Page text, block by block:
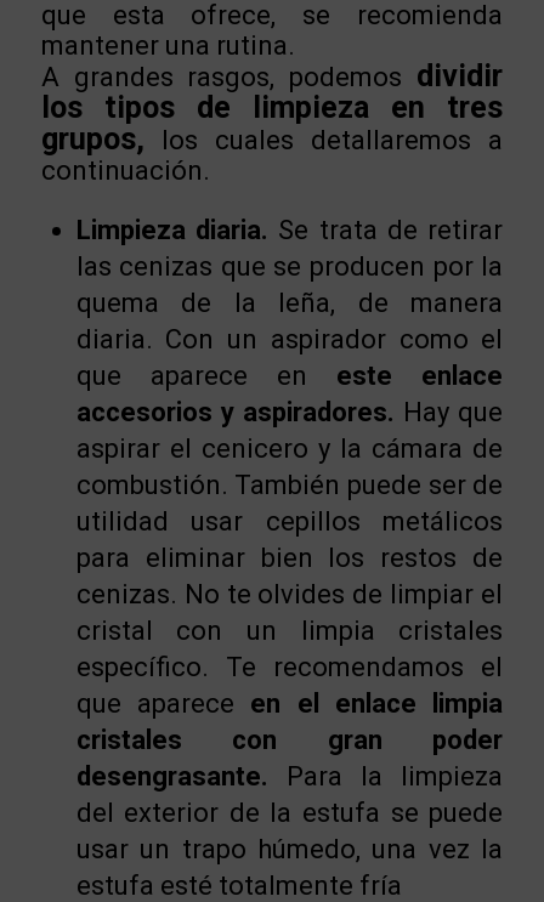
que esta ofrece, se recomienda
mantener una rutina.
A grandes rasgos, podemos dividir
los tipos de limpieza en tres
grupos, los cuales detallaremos a
continuación.
Limpieza diaria. Se trata de retirar
las cenizas que se producen por la
quema de la leña, de manera
diaria. Con un aspirador como el
que aparece en este enlace
accesorios y aspiradores. Hay que
aspirar el cenicero y la cámara de
combustión. También puede ser de
utilidad usar cepillos metálicos
para eliminar bien los restos de
cenizas. No te olvides de limpiar el
cristal con un limpia cristales
específico. Te recomendamos el
que aparece en el enlace limpia
cristales con gran poder
desengrasante.
Para la limpieza
del exterior de la estufa se puede
usar un trapo húmedo, una vez la
estufa esté totalmente fría